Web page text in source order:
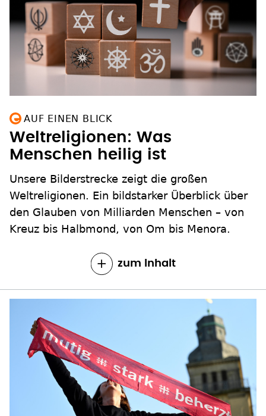
AUF EINEN BLICK
Weltreligionen: Was
Menschen heilig ist
Unsere Bilderstrecke zeigt die großen
Weltreligionen. Ein bildstarker Überblick über
den Glauben von Milliarden Menschen – von
Kreuz bis Halbmond, von Om bis Menora.
zum Inhalt